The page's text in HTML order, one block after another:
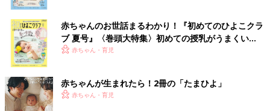
赤ちゃんのお世話まるわかり！『初めてのひよこクラ
ブ 夏号』〈巻頭大特集〉初めての授乳がうまくい
く！ おっぱい・ミルクの基本と夏のトラブル 解決テ
赤ちゃん・育児
赤ちゃんが生まれたら！2冊の「たまひよ」
赤ちゃん・育児